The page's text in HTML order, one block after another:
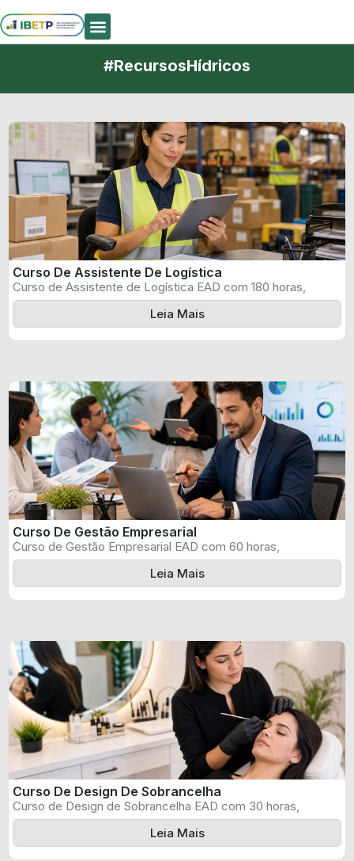
#RecursosHídricos
Curso De Assistente De Logística
Curso de Assistente de Logística EAD com 180 horas,
certificado informado pelo produtor ...
Leia Mais
Curso De Gestão Empresarial
Curso de Gestão Empresarial EAD com 60 horas,
certificado informado pelo produtor e ...
Leia Mais
Curso De Design De Sobrancelha
Curso de Design de Sobrancelha EAD com 30 horas,
certificado informado pelo produtor ...
Leia Mais